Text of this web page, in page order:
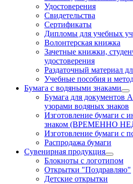
Удостоверения
Свидетельства
Сертификаты
Дипломы для учебных
Волонтерская книжка
Зачетные книжки,
удостоверения
Раздаточный материал
Учебные пособия и
Бумага с водяными знаками
Бумага для документов
узорами водяных знаков
Изготовление бумаги с
знаком (ВРЕМЕННО
Изготовление бумаги с
Распродажа бумаги
Сувенирная продукция
Блокноты с логотипом
Открытки "Поздравляю"
Детские открытки